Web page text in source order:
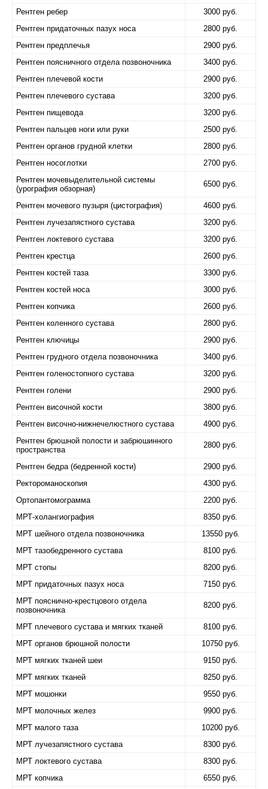
Рентген ребер
3000 руб.
Рентген придаточных пазух носа
2800 руб.
Рентген предплечья
2900 руб.
Рентген поясничного отдела позвоночника
3400 руб.
Рентген плечевой кости
2900 руб.
Рентген плечевого сустава
3200 руб.
Рентген пищевода
3200 руб.
Рентген пальцев ноги или руки
2500 руб.
Рентген органов грудной клетки
2800 руб.
Рентген носоглотки
2700 руб.
Рентген мочевыделительной системы
(урография обзорная)
6500 руб.
Рентген мочевого пузыря (цистография)
4600 руб.
Рентген лучезапястного сустава
3200 руб.
Рентген локтевого сустава
3200 руб.
Рентген крестца
2600 руб.
Рентген костей таза
3300 руб.
Рентген костей носа
3000 руб.
Рентген копчика
2600 руб.
Рентген коленного сустава
2800 руб.
Рентген ключицы
2900 руб.
Рентген грудного отдела позвоночника
3400 руб.
Рентген голеностопного сустава
3200 руб.
Рентген голени
2900 руб.
Рентген височной кости
3800 руб.
Рентген височно-нижнечелюстного сустава
4900 руб.
Рентген брюшной полости и забрюшинного
пространства
2800 руб.
Рентген бедра (бедренной кости)
2900 руб.
Ректороманоскопия
4300 руб.
Ортопантомограмма
2200 руб.
МРТ-холангиография
8350 руб.
МРТ шейного отдела позвоночника
13550 руб.
МРТ тазобедренного сустава
8100 руб.
МРТ стопы
8200 руб.
МРТ придаточных пазух носа
7150 руб.
МРТ пояснично-крестцового отдела
позвоночника
8200 руб.
МРТ плечевого сустава и мягких тканей
8100 руб.
МРТ органов брюшной полости
10750 руб.
МРТ мягких тканей шеи
9150 руб.
МРТ мягких тканей
8250 руб.
МРТ мошонки
9550 руб.
МРТ молочных желез
9900 руб.
МРТ малого таза
10200 руб.
МРТ лучезапястного сустава
8300 руб.
МРТ локтевого сустава
8300 руб.
МРТ копчика
6550 руб.